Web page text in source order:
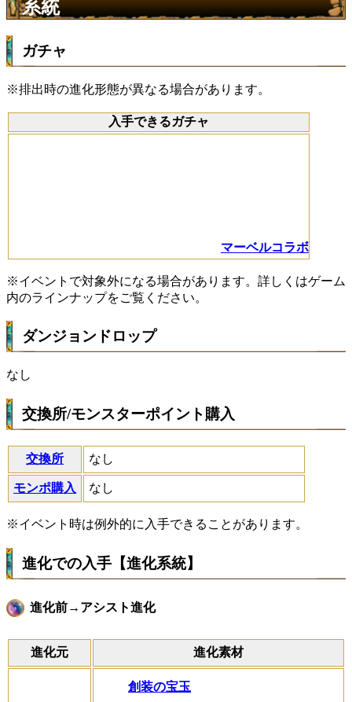
系統
ガチャ
※排出時の進化形態が異なる場合があります。
入手できるガチャ
マーベルコラボ
※イベントで対象外になる場合があります。詳しくはゲーム
内のラインナップをご覧ください。
ダンジョンドロップ
なし
交換所/モンスターポイント購入
交換所 なし
モンポ購入 なし
※イベント時は例外的に入手できることがあります。
進化での入手【進化系統】
進化前→アシスト進化
進化元 進化素材
創装の宝玉